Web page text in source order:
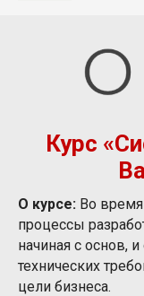
Курс
О курсе: Во время
процессы
начиная с основ,
технических
цели бизнеса.